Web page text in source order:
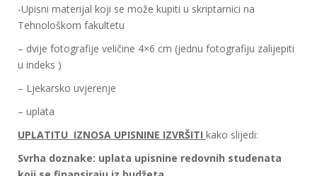
-Upisni materijal koji se može kupiti u skriptarnici na
Tehnološkom fakultetu
– dvije fotografije veličine 4×6 cm (jednu fotografiju zalijepiti
u indeks )
– Ljekarsko uvjerenje
– uplata
UPLATITU IZNOSA UPISNINE IZVRŠITI kako slijedi:
Svrha doznake: uplata upisnine redovnih studenata